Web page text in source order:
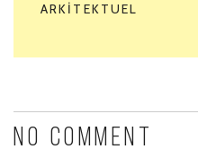
ARKITEKTUEL
NO COMMENT